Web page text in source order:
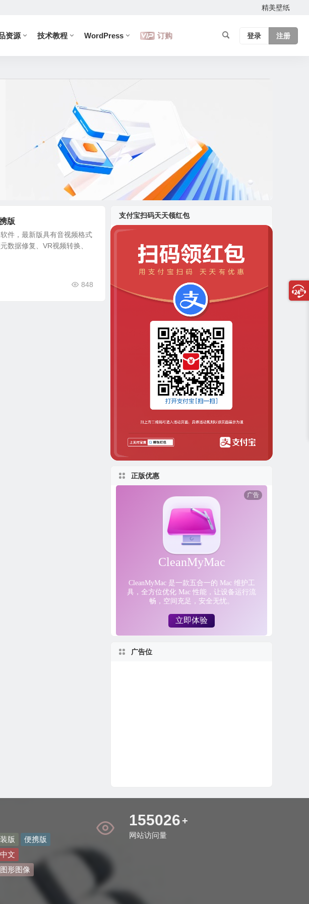
精美壁纸
资源 技术教程 WordPress 订购 登录 注册
版
件，最新版具有音视频格式
数据修复、VR视频转换、
848
支付宝扫码天天领红包
正版优惠
广告位
版
便携版
文
图形图像
164659 +
网站访问量